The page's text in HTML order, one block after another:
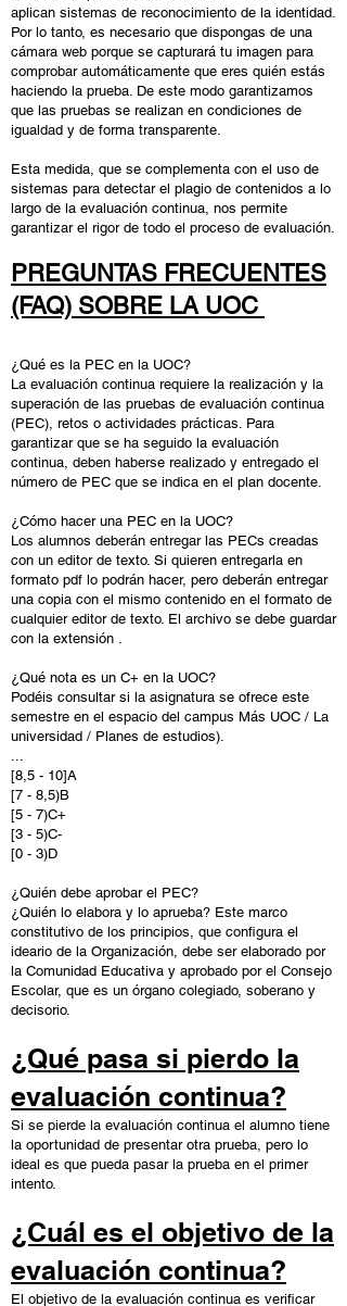
aplican sistemas de reconocimiento de la identidad.
Por lo tanto, es necesario que dispongas de una
cámara web porque se capturará tu imagen para
comprobar automáticamente que eres quién estás
haciendo la prueba. De este modo garantizamos
que las pruebas se realizan en condiciones de
igualdad y de forma transparente.
Esta medida, que se complementa con el uso de
sistemas para detectar el plagio de contenidos a lo
largo de la evaluación continua, nos permite
garantizar el rigor de todo el proceso de evaluación.
PREGUNTAS FRECUENTES
(FAQ) SOBRE LA UOC
¿Qué es la PEC en la UOC?
La evaluación continua requiere la realización y la
superación de las pruebas de evaluación continua
(PEC), retos o actividades prácticas. Para
garantizar que se ha seguido la evaluación
continua, deben haberse realizado y entregado el
número de PEC que se indica en el plan docente.
¿Cómo hacer una PEC en la UOC?
Los alumnos deberán entregar las PECs creadas
con un editor de texto. Si quieren entregarla en
formato pdf lo podrán hacer, pero deberán entregar
una copia con el mismo contenido en el formato de
cualquier editor de texto. El archivo se debe guardar
con la extensión .
¿Qué nota es un C+ en la UOC?
Podéis consultar si la asignatura se ofrece este
semestre en el espacio del campus Más UOC / La
universidad / Planes de estudios).
...
[8,5 - 10]A
[7 - 8,5)B
[5 - 7)C+
[3 - 5)C-
[0 - 3)D
¿Quién debe aprobar el PEC?
¿Quién lo elabora y lo aprueba? Este marco
constitutivo de los principios, que configura el
ideario de la Organización, debe ser elaborado por
la Comunidad Educativa y aprobado por el Consejo
Escolar, que es un órgano colegiado, soberano y
decisorio.
¿Qué pasa si pierdo la
evaluación continua?
Si se pierde la evaluación continua el alumno tiene
la oportunidad de presentar otra prueba, pero lo
ideal es que pueda pasar la prueba en el primer
intento.
¿Cuál es el objetivo de la
evaluación continua?
El objetivo de la evaluación continua es verificar